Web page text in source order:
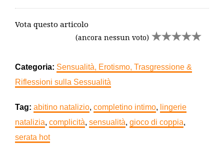
Vota questo articolo
(ancora nessun voto)
Categoria: Sensualità, Erotismo, Trasgressione &
Riflessioni sulla Sessualità
Tag: abitino natalizio, completino intimo, lingerie
natalizia, complicità, sensualità, gioco di coppia,
serata hot